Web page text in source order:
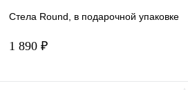
Стела Round, в подарочной упаковке
1 890 ₽